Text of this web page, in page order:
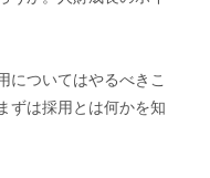
についてはやるべきこ
ずは採用とは何かを知